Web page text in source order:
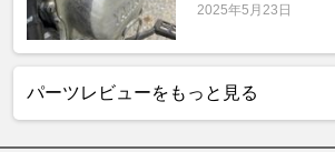
2025年5月23日
パーツレビューをもっと見る